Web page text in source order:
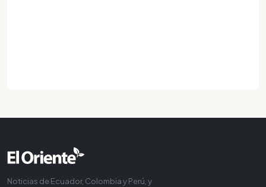
Noticias de Ecuador, Colombia y Perú, y